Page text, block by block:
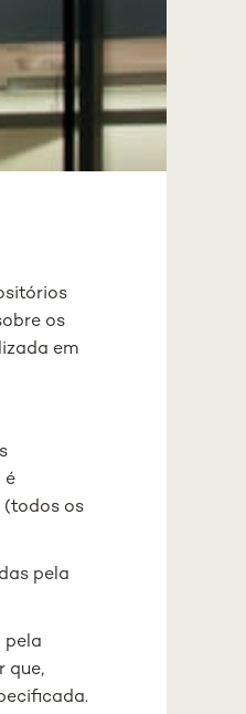
os
em
é
(todos os
pela
pela
que,